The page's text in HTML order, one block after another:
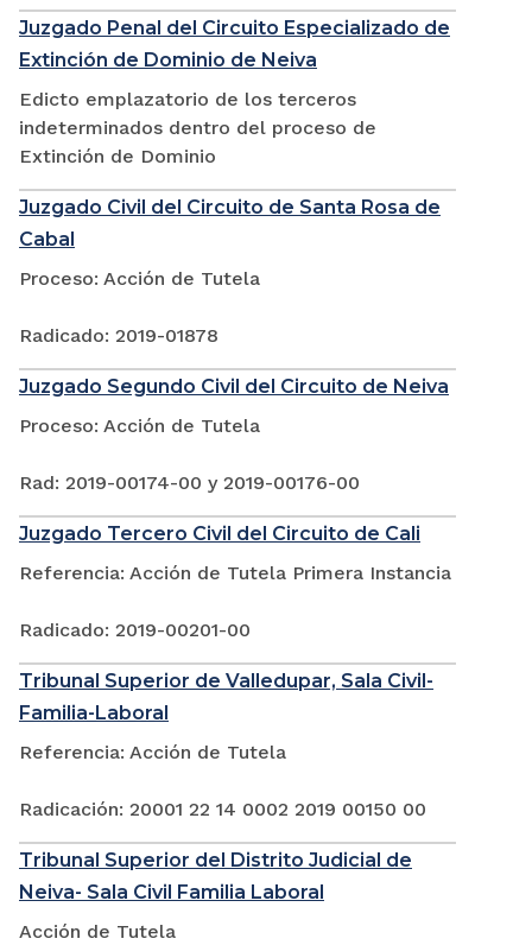
Juzgado Penal del Circuito Especializado de
Extinción de Dominio de Neiva
Edicto emplazatorio de los terceros
indeterminados dentro del proceso de
Extinción de Dominio
Juzgado Civil del Circuito de Santa Rosa de
Cabal
Proceso: Acción de Tutela
Radicado: 2019-01878
Juzgado Segundo Civil del Circuito de Neiva
Proceso: Acción de Tutela
Rad: 2019-00174-00 y 2019-00176-00
Juzgado Tercero Civil del Circuito de Cali
Referencia: Acción de Tutela Primera Instancia
Radicado: 2019-00201-00
Tribunal Superior de Valledupar, Sala Civil-
Familia-Laboral
Referencia: Acción de Tutela
Radicación: 20001 22 14 0002 2019 00150 00
Tribunal Superior del Distrito Judicial de
Neiva- Sala Civil Familia Laboral
Acción de Tutela